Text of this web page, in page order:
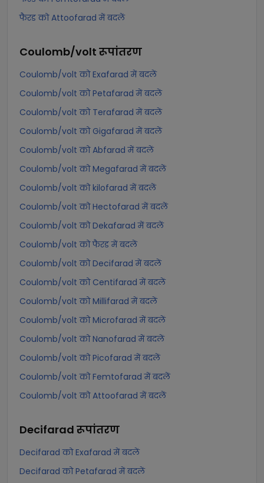
फैरड को Attoofarad में बदलें
Coulomb/volt रूपांतरण
Coulomb/volt को Exafarad में बदलें
Coulomb/volt को Petafarad में बदलें
Coulomb/volt को Terafarad में बदलें
Coulomb/volt को Gigafarad में बदलें
Coulomb/volt को Abfarad में बदलें
Coulomb/volt को Megafarad में बदलें
Coulomb/volt को kilofarad में बदलें
Coulomb/volt को Hectofarad में बदलें
Coulomb/volt को Dekafarad में बदलें
Coulomb/volt को फैरड में बदलें
Coulomb/volt को Decifarad में बदलें
Coulomb/volt को Centifarad में बदलें
Coulomb/volt को Millifarad में बदलें
Coulomb/volt को Microfarad में बदलें
Coulomb/volt को Nanofarad में बदलें
Coulomb/volt को Picofarad में बदलें
Coulomb/volt को Femtofarad में बदलें
Coulomb/volt को Attoofarad में बदलें
Decifarad रूपांतरण
Decifarad को Exafarad में बदलें
Decifarad को Petafarad में बदलें